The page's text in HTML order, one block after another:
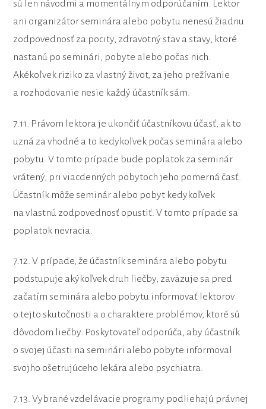
sú len návodmi a momentálnym odporúčaním. Lektor
ani organizátor seminára alebo pobytu nenesú žiadnu
zodpovednosť za pocity, zdravotný stav a stavy, ktoré
nastanú po seminári, pobyte alebo počas nich.
Akékoľvek riziko za vlastný život, za jeho prežívanie
a rozhodovanie nesie každý účastník sám.
7.11. Právom lektora je ukončiť účastníkovu účasť, ak to
uzná za vhodné a to kedykoľvek počas seminára alebo
pobytu. V tomto prípade bude poplatok za seminár
vrátený, pri viacdenných pobytoch jeho pomerná časť.
Účastník môže seminár alebo pobyt kedykoľvek
na vlastnú zodpovednosť opustiť. V tomto prípade sa
poplatok nevracia.
7.12. V prípade, že účastník seminára alebo pobytu
podstupuje akýkoľvek druh liečby, zaväzuje sa pred
začatím seminára alebo pobytu informovať lektorov
o tejto skutočnosti a o charaktere problémov, ktoré sú
dôvodom liečby. Poskytovateľ odporúča, aby účastník
o svojej účasti na seminári alebo pobyte informoval
svojho ošetrujúceho lekára alebo psychiatra.
7.13. Vybrané vzdelávacie programy podliehajú právnej